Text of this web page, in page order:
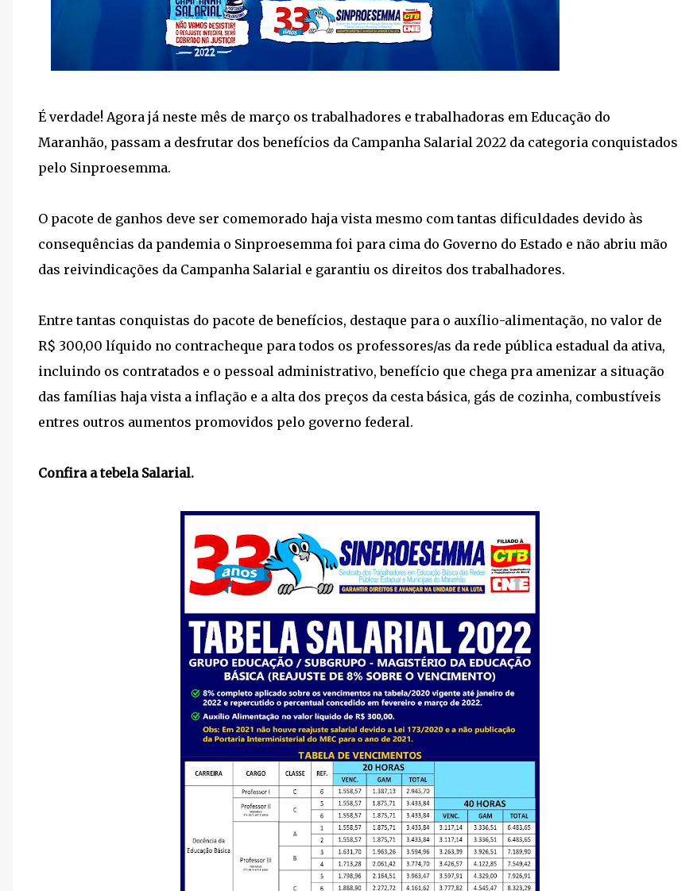
É verdade! Agora já neste mês de março os trabalhadores e trabalhadoras em Educação do
Maranhão, passam a desfrutar dos benefícios da Campanha Salarial 2022 da categoria conquistados
pelo Sinproesemma.
O pacote de ganhos deve ser comemorado haja vista mesmo com tantas dificuldades devido às
consequências da pandemia o Sinproesemma foi para cima do Governo do Estado e não abriu mão
das reivindicações da Campanha Salarial e garantiu os direitos dos trabalhadores.
Entre tantas conquistas do pacote de benefícios, destaque para o auxílio-alimentação, no valor de
R$ 300,00 líquido no contracheque para todos os professores/as da rede pública estadual da ativa,
incluindo os contratados e o pessoal administrativo, benefício que chega pra amenizar a situação
das famílias haja vista a inflação e a alta dos preços da cesta básica, gás de cozinha, combustíveis
entres outros aumentos promovidos pelo governo federal.
Confira a tebela Salarial.